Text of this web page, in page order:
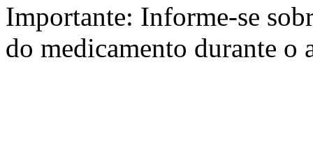
Importante: Informe-se
do medicamento durante o